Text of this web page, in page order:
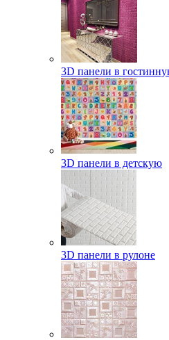
3D панели в
3D панели в детскую
3D панели в рулоне